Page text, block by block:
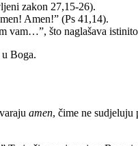
zakon 27,15-26).
Amen!” (Ps 41,14).
vam…”, što naglašava
Boga.
amen, čime ne